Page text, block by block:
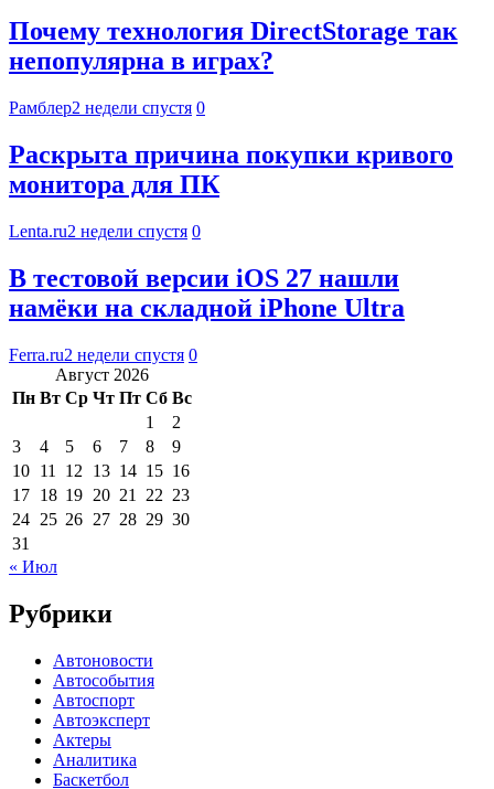
Почему технология DirectStorage так
непопулярна в играх?
Рамблер2 недели спустя 0
Раскрыта причина покупки кривого
монитора для ПК
Lenta.ru2 недели спустя 0
В тестовой версии iOS 27 нашли
намёки на складной iPhone Ultra
Ferra.ru2 недели спустя 0
Август 2026
Пн Вт Ср Чт Пт Сб Вс
1
2
3
4 5 6 7 8
9
10 11 12 13 14 15 16
17 18 19 20 21 22 23
24 25 26 27 28 29 30
31
« Июл
Рубрики
Автоновости
Автособытия
Автоспорт
Автоэксперт
Актеры
Аналитика
Баскетбол